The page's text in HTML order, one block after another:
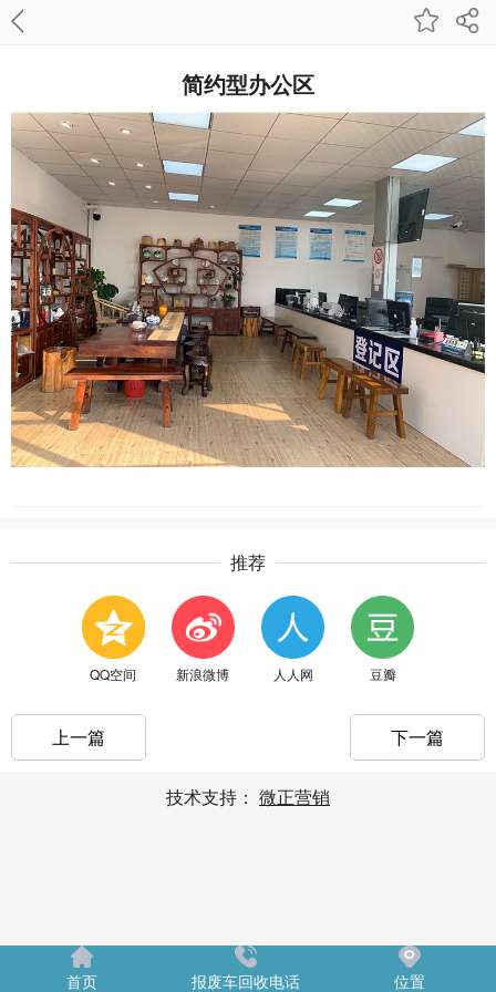
简约型办公区
推荐
QQ空间 新浪微博 人人网 豆瓣
上一篇 下一篇
技术支持： 微正营销
首页 报废车回收电话 位置